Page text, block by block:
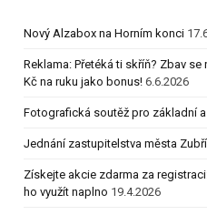
Nový Alzabox na Horním konci
Reklama: Přetéká ti skříň? Zbav
Kč na ruku jako bonus! 6.6.2026
Fotografická soutěž pro základní
Jednání zastupitelstva města
Získejte akcie zdarma za
ho využít naplno 19.4.2026